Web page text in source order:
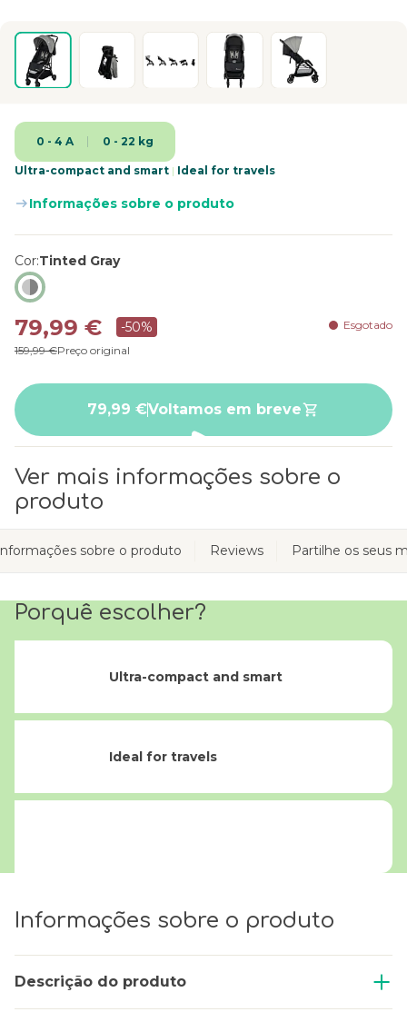
Informações sobre o produto
Descrição do produto
0 - 4 A 0 - 22 kg
Ultra-compact and smart | Ideal for travels
Informações sobre o produto
Cor Tinted Gray
79,99 € -50%
159,99 €Preço original
Esgotado
79,99 €Voltamos em breve
Ver mais informações sobre o
produto
sobre o produto Reviews Partilhe os seus
Porquê escolher?
Ultra-compact and smart
Ideal for travels